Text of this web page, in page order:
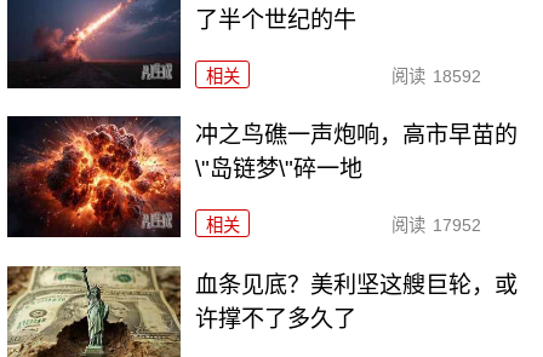
了半个世纪的牛
相关 阅读 18592
冲之鸟礁一声炮响，高市早苗的
\"岛链梦\"碎一地
相关 阅读 17952
血条见底？美利坚这艘巨轮，或
许撑不了多久了